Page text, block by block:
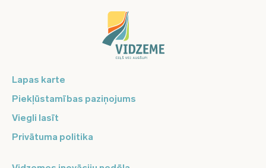
Lapas karte
Piekļūstamības paziņojums
Viegli lasīt
Privātuma politika